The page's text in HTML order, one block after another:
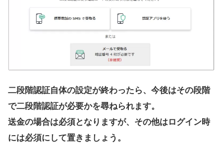
二段階認証自体の設定が終わったら、今後はその段階
で二段階認証が必要かを尋ねられます。
送金の場合は必須となりますが、その他はログイン時
には必須にして置きましょう。